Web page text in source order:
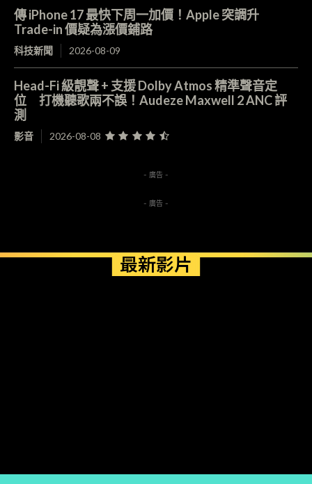
傳 iPhone 17 最快下周一加價！Apple 突調升
Trade-in 價疑為漲價鋪路
科技新聞 2026-08-09
Head-Fi 級靚聲 + 支援 Dolby Atmos 精準聲音定
位 打機聽歌兩不誤！Audeze Maxwell 2 ANC 評
測
影音 2026-08-08
- 廣告 -
- 廣告 -
最新影片